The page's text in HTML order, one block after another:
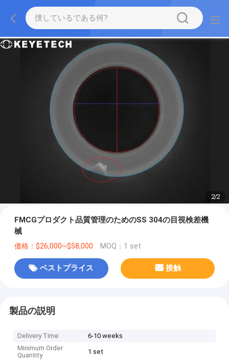
2/2
FMCGプロダクト品質管理のためのSS 304の目視検差機
械
価格：$26,000~$58,000 MOQ：1 set
ベストプライス 接触
製品の説明
Delivery Time
6-10 weeks
Minimum Order
Quantity
1 set